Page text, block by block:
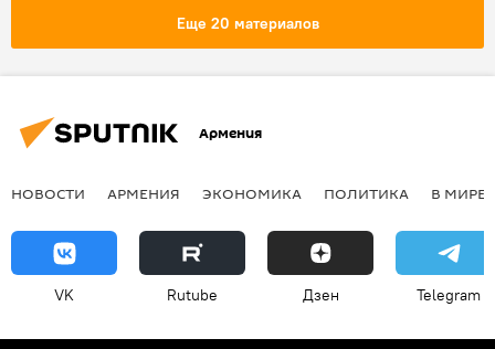
Еще 20 материалов
Армения
НОВОСТИ АРМЕНИЯ ЭКОНОМИКА ПОЛИТИКА В МИРЕ
VK Rutube Дзен Telegram